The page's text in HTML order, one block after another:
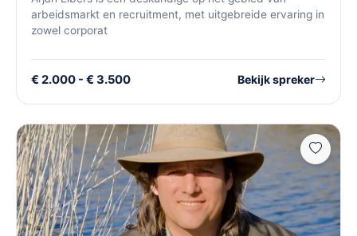
arbeidsmarkt en recruitment, met uitgebreide ervaring in
zowel corporat
€ 2.000 - € 3.500 Bekijk spreker